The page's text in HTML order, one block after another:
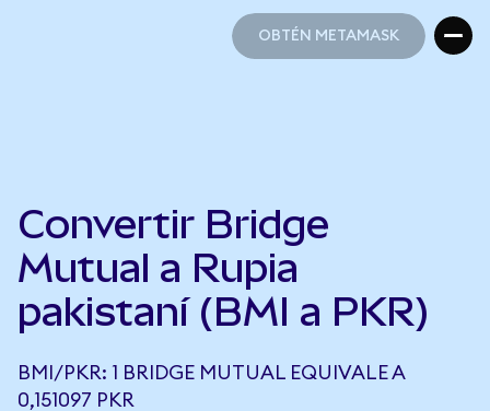
OBTÉN METAMASK
Convertir Bridge
Mutual a Rupia
pakistaní (BMI a PKR)
BMI/PKR: 1 BRIDGE MUTUAL EQUIVALE A
0,151097 PKR